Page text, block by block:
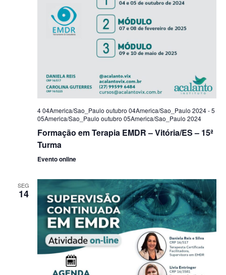
4 04America/Sao_Paulo outubro 04America/Sao_Paulo 2024-5
05America/Sao_Paulo outubro 05America/Sao_Paulo 2024
Formação em Terapia EMDR – Vitória/ES – 15ª
Turma
Evento online
SEG
14